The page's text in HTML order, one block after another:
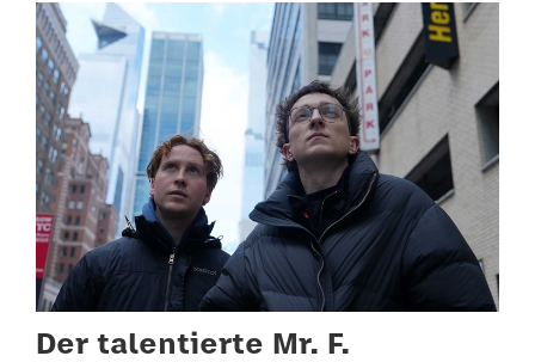
Der talentierte Mr. F.